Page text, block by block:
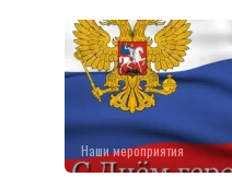
Наши мероприятия